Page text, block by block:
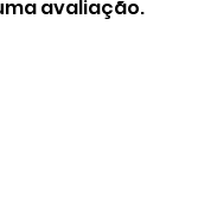
avaliação.